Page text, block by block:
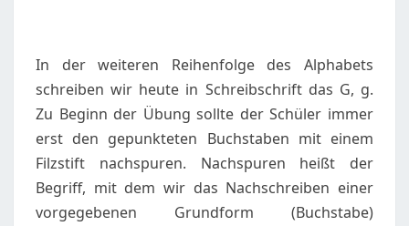
ANFÄNGER-
In der weiteren Reihenfolge des Alphabets
schreiben wir heute in Schreibschrift das G, g.
Zu Beginn der Übung sollte der Schüler immer
erst den gepunkteten Buchstaben mit einem
Filzstift nachspuren. Nachspuren heißt der
Begriff, mit dem wir das Nachschreiben einer
vorgegebenen Grundform (Buchstabe)